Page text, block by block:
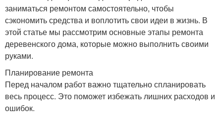
заниматься ремонтом самостоятельно, чтобы
сэкономить средства и воплотить свои идеи в жизнь. В
этой статье мы рассмотрим основные этапы ремонта
деревенского дома, которые можно выполнить своими
руками.
Планирование ремонта
Перед началом работ важно тщательно спланировать
весь процесс. Это поможет избежать лишних расходов и
ошибок.